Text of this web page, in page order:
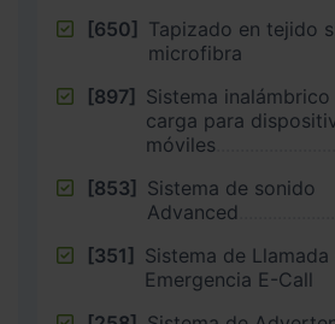
[650] Tapizado en tejido
microfibra
[897] Sistema inalámbrico
carga para
móviles
[853] Sistema de sonido
Advanced
[351] Sistema de Llamada
Emergencia E-Call